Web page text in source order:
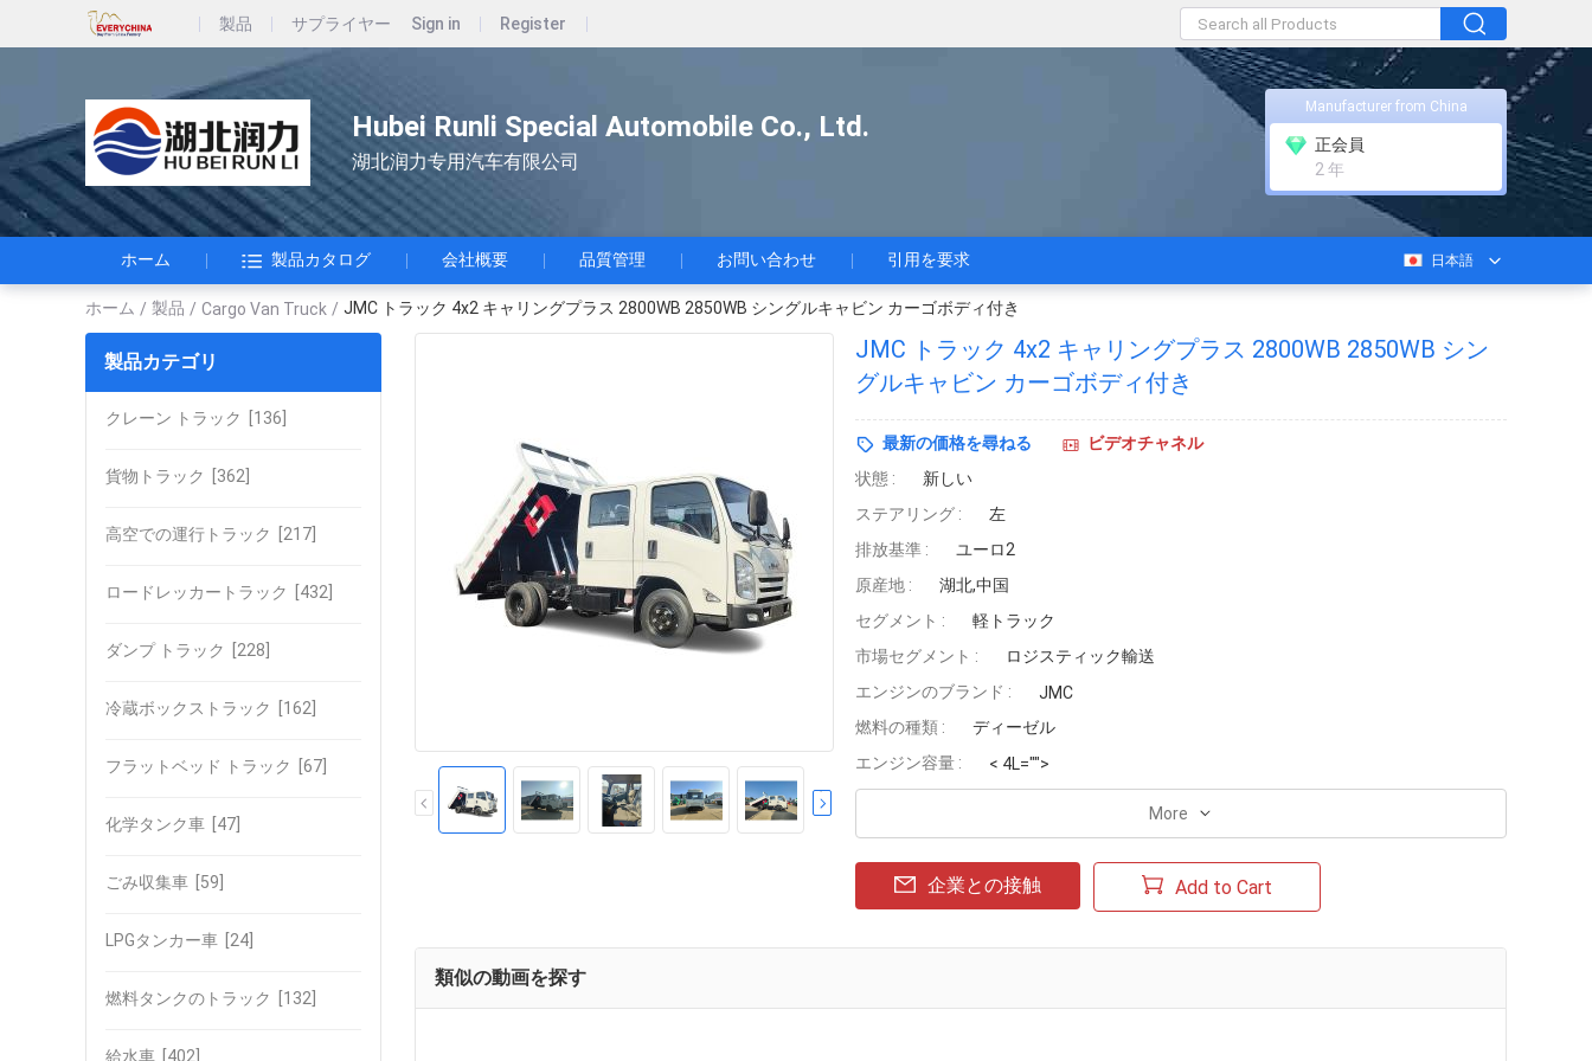
製品 サプライヤー Sign in Register
Hubei Runli Special Automobile Co., Ltd.
湖北润力专用汽车有限公司
Manufacturer from China
正会員
2 年
ホーム 製品カタログ 会社概要 品質管理 お問い合わせ 引用を要求 日本語
ホーム / 製品 / Cargo Van Truck / JMC トラック 4x2 キャリングプラス 2800WB 2850WB シングルキャビン カーゴボディ付き
製品カテゴリ
クレーン トラック [136]
貨物トラック [362]
高空での運行トラック [217]
ロードレッカートラック [432]
ダンプ トラック [228]
冷蔵ボックストラック [162]
フラットベッド トラック [67]
化学タンク車 [47]
ごみ収集車 [59]
LPGタンカー車 [24]
燃料タンクのトラック [132]
給水車 [402]
JMC トラック 4x2 キャリングプラス 2800WB 2850WB シン
グルキャビン カーゴボディ付き
最新の価格を尋ねる
ビデオチャネル
状態 :
新しい
ステアリング :
左
排放基準 :
ユーロ2
原産地 :
湖北,中国
セグメント :
軽トラック
市場セグメント :
ロジスティック輸送
エンジンのブランド :
JMC
燃料の種類 :
ディーゼル
エンジン容量 :
< 4L="">
More
企業との接触 Add to Cart
類似の動画を探す